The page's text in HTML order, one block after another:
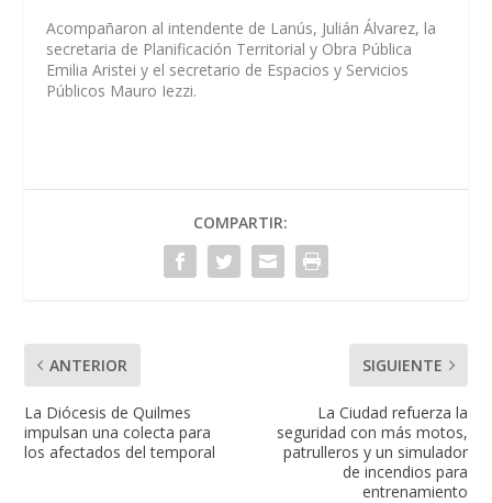
Acompañaron al intendente de Lanús, Julián Álvarez, la
secretaria de Planificación Territorial y Obra Pública
Emilia Aristei y el secretario de Espacios y Servicios
Públicos Mauro Iezzi.
COMPARTIR:
ANTERIOR
La Diócesis de Quilmes
impulsan una colecta para
los afectados del temporal
SIGUIENTE
La Ciudad refuerza la
seguridad con más motos,
patrulleros y un simulador
de incendios para
entrenamiento